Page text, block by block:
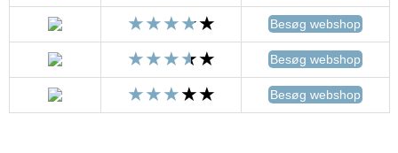
Besøg webshop
Besøg webshop
Besøg webshop